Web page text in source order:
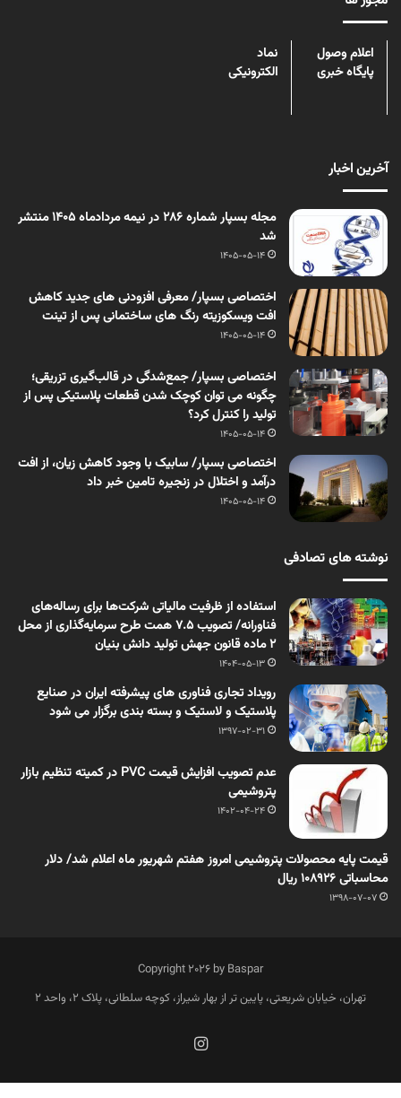
اعلام وصول
پایگاه خبری
نماد
الکترونیکی
آخرین اخبار
مجله بسپار شماره 286 در نیمه مردادماه 1405 منتشر
شد
1405-05-14
اختصاصی بسپار/ معرفی افزودنی های جدید کاهش
افت ویسکوزیته رنگ های ساختمانی پس از تینت
1405-05-14
اختصاصی بسپار/ جمع‌شدگی در قالب‌گیری تزریقی؛
چگونه می توان کوچک شدن قطعات پلاستیکی پس از
تولید را کنترل کرد؟
1405-05-14
اختصاصی بسپار/ سابیک با وجود کاهش زیان، از افت
درآمد و اختلال در زنجیره تامین خبر داد
1405-05-14
نوشته های تصادفی
استفاده از ظرفیت مالیاتی شرکت‌ها برای رساله‌های
فناورانه/ تصویب ۷.۵ همت طرح سرمایه‌گذاری از محل
۲ ماده قانون جهش تولید دانش بنیان
1404-05-13
رویداد تجاری فناوری های پیشرفته ایران در صنایع
پلاستیک و لاستیک و بسته بندی برگزار می شود
1397-02-31
عدم تصویب افزایش قیمت PVC در کمیته تنظیم بازار
پتروشیمی
1402-04-24
قیمت پایه محصولات پتروشیمی امروز هفتم شهریور ماه اعلام شد/ دلار
محاسباتی 108926 ریال
1398-07-07
Copyright 2026 by Baspar
تهران، خیابان شریعتی، پایین تر از بهار شیراز، کوچه سلطانی، پلاک 2، واحد 2